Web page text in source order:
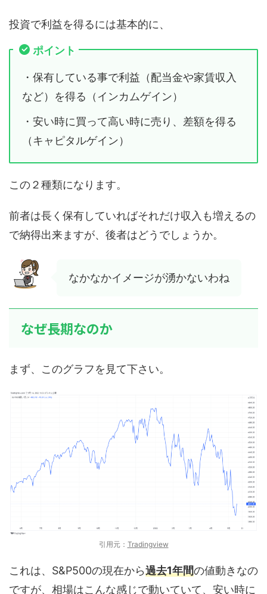
投資で利益を得るには基本的に、
ポイント
・保有している事で利益（配当金や家賃収入
など）を得る（インカムゲイン）
・安い時に買って高い時に売り、差額を得る
（キャピタルゲイン）
この２種類になります。
前者は長く保有していればそれだけ収入も増えるの
で納得出来ますが、後者はどうでしょうか。
なかなかイメージが湧かないわね
なぜ長期なのか
まず、このグラフを見て下さい。
引用元： Tradingview
これは、S&P500の現在から過去1年間の値動きなの
ですが、相場はこんな感じで動いていて、安い時に